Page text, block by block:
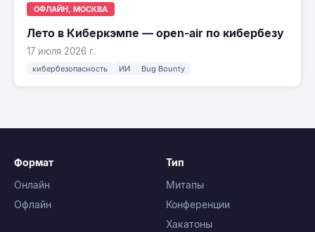
ОФЛАЙН, МОСКВА
Лето в Киберкэмпе — open-air по кибербезу
17 июля 2026 г.
кибербезопасность ИИ Bug Bounty
Формат
Онлайн
Офлайн
Тип
Митапы
Конференции
Хакатоны